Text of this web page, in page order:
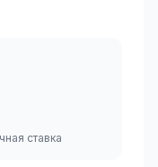
ставка